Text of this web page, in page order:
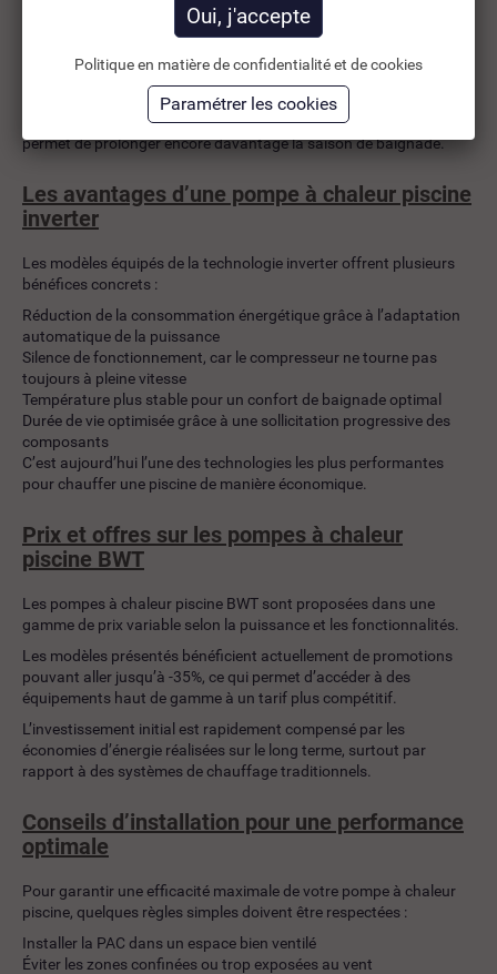
Un modèle axé sur la stabilité de chauffe et la fiabilité sur la durée,
adapté aux usages réguliers.
Pompe à chaleur BWT Nordic
Conçue pour fonctionner dans des conditions plus fraîches, elle
permet de prolonger encore davantage la saison de baignade.
Les avantages d’une pompe à chaleur piscine
inverter
Les modèles équipés de la technologie inverter offrent plusieurs
bénéfices concrets :
Réduction de la consommation énergétique grâce à l’adaptation
automatique de la puissance
Silence de fonctionnement, car le compresseur ne tourne pas
toujours à pleine vitesse
Température plus stable pour un confort de baignade optimal
Durée de vie optimisée grâce à une sollicitation progressive des
composants
C’est aujourd’hui l’une des technologies les plus performantes
pour chauffer une piscine de manière économique.
Prix et offres sur les pompes à chaleur
piscine BWT
Les pompes à chaleur piscine BWT sont proposées dans une
gamme de prix variable selon la puissance et les fonctionnalités.
Les modèles présentés bénéficient actuellement de promotions
pouvant aller jusqu’à -35%, ce qui permet d’accéder à des
équipements haut de gamme à un tarif plus compétitif.
L’investissement initial est rapidement compensé par les
économies d’énergie réalisées sur le long terme, surtout par
rapport à des systèmes de chauffage traditionnels.
Conseils d’installation pour une performance
optimale
Pour garantir une efficacité maximale de votre pompe à chaleur
piscine, quelques règles simples doivent être respectées :
Installer la PAC dans un espace bien ventilé
Éviter les zones confinées ou trop exposées au vent
Politique en matière de confidentialité et de cookies